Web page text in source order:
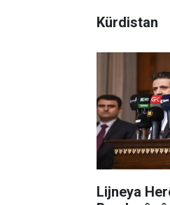
Kürdistan
Lijneya